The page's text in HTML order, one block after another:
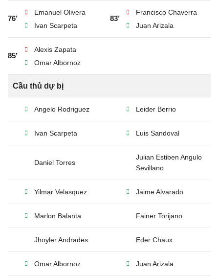
76’
Emanuel Olivera
Ivan Scarpeta
83’
Francisco Chaverra
Juan Arizala
85’
Alexis Zapata
Omar Albornoz
Cầu thủ dự bị
Angelo Rodriguez Leider Berrio
Ivan Scarpeta Luis Sandoval
Daniel Torres
Julian Estiben Angulo
Sevillano
Yilmar Velasquez Jaime Alvarado
Marlon Balanta Fainer Torijano
Jhoyler Andrades Eder Chaux
Omar Albornoz Juan Arizala